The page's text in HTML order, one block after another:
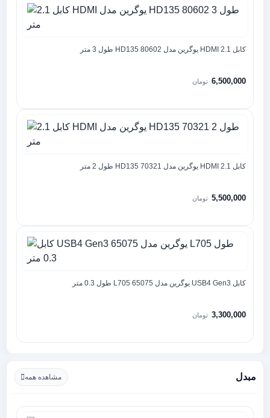
کابل 2.1 HDMI یوگرین مدل HD135 80602 طول 3 متر
6,500,000 تومان
کابل 2.1 HDMI یوگرین مدل HD135 70321 طول 2 متر
5,500,000 تومان
کابل USB4 Gen3 یوگرین مدل 65075 L705 طول 0.3 متر
3,300,000 تومان
مبدل مشاهده همه